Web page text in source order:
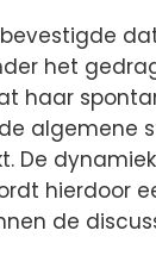
het
haar
algemene
De
hierdoor
de